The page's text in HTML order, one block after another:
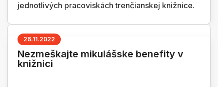
jednotlivých pracoviskách trenčianskej knižnice.
26.11.2022
Nezmeškajte mikulášske benefity v
knižnici